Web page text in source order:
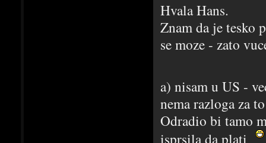
Hvala Hans.
Znam da je tesko
se moze - zato
a) nisam u US -
nema razloga za
Odradio bi tamo
isprsila da plati